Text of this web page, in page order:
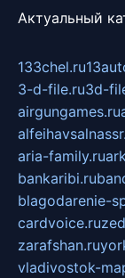
Актуальный
133chel.ru
3-d-file.ru3d-
airgungames.ru
aria-family.ru
bankaribi.ru
blagodarenie-
cardvoice.ru
zarafshan.ru
vladivostok-